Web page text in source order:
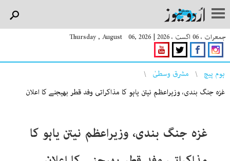
جمعرات ، 06 اگست ، 2026 |
Thursday , August 06, 2026
You are here
ہوم پیچ
مشرق وسطیٰ
غزہ جنگ بندی، وزیراعظم نیتن یاہو کا مذاکراتی وفد قطر بھیجنے کا اعلان
غزہ جنگ بندی، وزیراعظم نیتن یاہو کا